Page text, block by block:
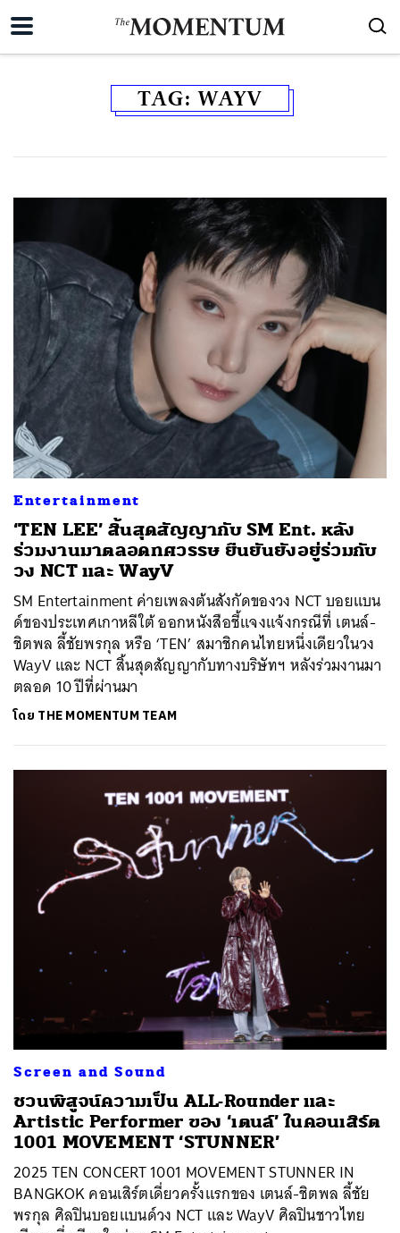
TAG:WAYV
Entertainment
‘TEN LEE’ สิ้นสุดสัญญากับ SM Ent. หลัง
ร่วมงานมาตลอดทศวรรษ ยืนยันยังอยู่ร่วมกับ
วง NCT และ WayV
SM Entertainment ค่ายเพลงต้นสังกัดของวง NCT บอยแบน
ด์ของประเทศเกาหลีใต้ ออกหนังสือชี้แจงแจ้งกรณีที่ เตนล์-
ชิตพล ลี้ชัยพรกุล หรือ ‘TEN’ สมาชิกคนไทยหนึ่งเดียวในวง
WayV และ NCT สิ้นสุดสัญญากับทางบริษัทฯ หลังร่วมงานมา
ตลอด 10 ปีที่ผ่านมา
โดย THE MOMENTUM TEAM
Screen and Sound
ชวนพิสูจน์ความเป็น ALL-Rounder และ
Artistic Performer ของ ‘เตนล์’ ในคอนเสิร์ต
1001 MOVEMENT ‘STUNNER’
2025 TEN CONCERT 1001 MOVEMENT STUNNER IN
BANGKOK คอนเสิร์ตเดี่ยวครั้งแรกของ เตนล์-ชิตพล ลี้ชัย
พรกุล ศิลปินบอยแบนด์วง NCT และ WayV ศิลปินชาวไทย
SHARE TWEET